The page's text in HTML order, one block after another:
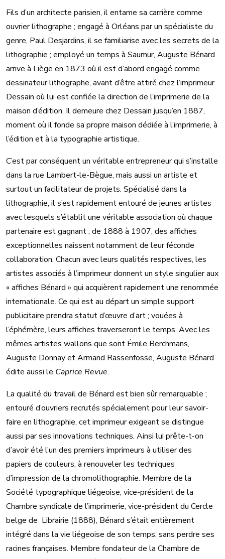
Fils d’un architecte parisien, il entame sa carrière comme
ouvrier lithographe ; engagé à Orléans par un spécialiste du
genre, Paul Desjardins, il se familiarise avec les secrets de la
lithographie ; employé un temps à Saumur, Auguste Bénard
arrive à Liège en 1873 où il est d’abord engagé comme
dessinateur lithographe, avant d’être attiré chez l’imprimeur
Dessain où lui est confiée la direction de l’imprimerie de la
maison d’édition. Il demeure chez Dessain jusqu’en 1887,
moment où il fonde sa propre maison dédiée à l’imprimerie, à
l’édition et à la typographie artistique.
C’est par conséquent un véritable entrepreneur qui s’installe
dans la rue Lambert-le-Bègue, mais aussi un artiste et
surtout un facilitateur de projets. Spécialisé dans la
lithographie, il s’est rapidement entouré de jeunes artistes
avec lesquels s’établit une véritable association où chaque
partenaire est gagnant ; de 1888 à 1907, des affiches
exceptionnelles naissent notamment de leur féconde
collaboration. Chacun avec leurs qualités respectives, les
artistes associés à l’imprimeur donnent un style singulier aux
« affiches Bénard » qui acquièrent rapidement une renommée
internationale. Ce qui est au départ un simple support
publicitaire prendra statut d’œuvre d’art ; vouées à
l’éphémère, leurs affiches traverseront le temps. Avec les
mêmes artistes wallons que sont Émile Berchmans,
Auguste Donnay et Armand Rassenfosse, Auguste Bénard
édite aussi le Caprice Revue.
La qualité du travail de Bénard est bien sûr remarquable ;
entouré d’ouvriers recrutés spécialement pour leur savoir-
faire en lithographie, cet imprimeur exigeant se distingue
aussi par ses innovations techniques. Ainsi lui prête-t-on
d’avoir été l’un des premiers imprimeurs à utiliser des
papiers de couleurs, à renouveler les techniques
d’impression de la chromolithographie. Membre de la
Société typographique liégeoise, vice-président de la
Chambre syndicale de l’imprimerie, vice-président du Cercle
belge de Librairie (1888), Bénard s’était entièrement
intégré dans la vie liégeoise de son temps, sans perdre ses
racines françaises. Membre fondateur de la Chambre de